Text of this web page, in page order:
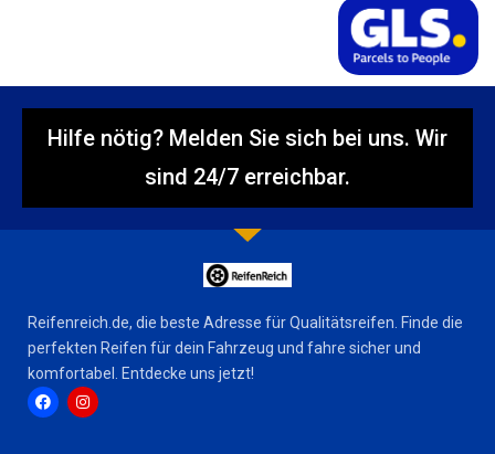
Hilfe nötig? Melden Sie sich bei uns. Wir
sind 24/7 erreichbar.
Reifenreich.de, die beste Adresse für Qualitätsreifen. Finde die
perfekten Reifen für dein Fahrzeug und fahre sicher und
komfortabel. Entdecke uns jetzt!